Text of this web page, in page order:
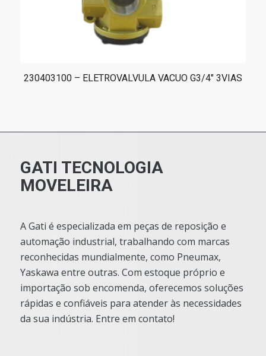
230403100 – ELETROVALVULA VACUO G3/4″ 3VIAS
GATI TECNOLOGIA
MOVELEIRA
A Gati é especializada em peças de reposição e
automação industrial, trabalhando com marcas
reconhecidas mundialmente, como Pneumax,
Yaskawa entre outras. Com estoque próprio e
importação sob encomenda, oferecemos soluções
rápidas e confiáveis para atender às necessidades
da sua indústria. Entre em contato!